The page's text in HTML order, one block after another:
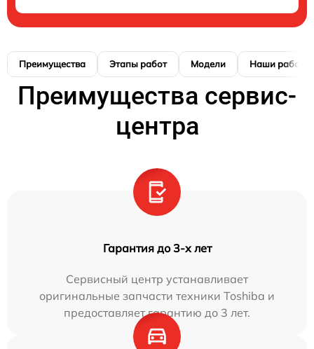
Преимущества Этапы работ Модели Наши работы
Преимущества сервис-
центра
Гарантия до 3-х лет
Сервисный центр устанавливает
оригинальные запчасти техники Toshiba и
предоставляет гарантию до 3 лет.